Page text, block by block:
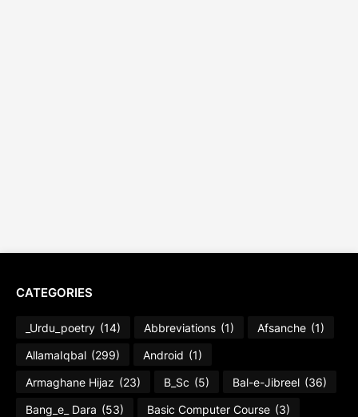
CATEGORIES
_Urdu_poetry (14) Abbreviations (1) Afsanche (1)
AllamaIqbal (299) Android (1)
Armaghane Hijaz (23) B_Sc (5) Bal-e-Jibreel (36)
Bang_e_ Dara (53) Basic Computer Course (3)